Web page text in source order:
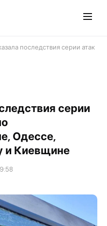
последствия серии атак
серии
Одессе,
и Киевщине